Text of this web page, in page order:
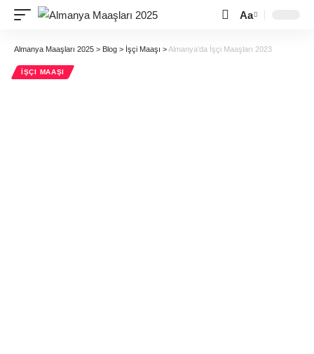
Aa
Almanya Maaşları 2025 > Blog > İşçi Maaşı >Almanya’da İşçi Maaşları 2023
İŞÇI MAAŞI